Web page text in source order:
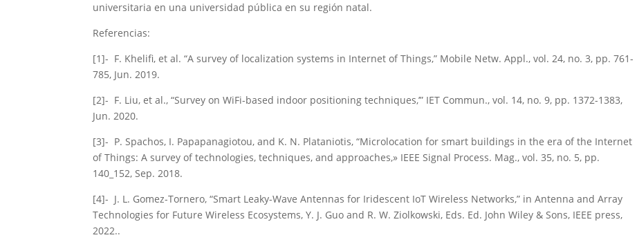
universitaria en una universidad pública en su región natal.
Referencias:
[1]- F. Khelifi, et al. “A survey of localization systems in Internet of Things,” Mobile Netw. Appl., vol. 24, no. 3, pp. 761-
785, Jun. 2019.
[2]- F. Liu, et al., “Survey on WiFi-based indoor positioning techniques,’” IET Commun., vol. 14, no. 9, pp. 1372-1383,
Jun. 2020.
[3]- P. Spachos, I. Papapanagiotou, and K. N. Plataniotis, “Microlocation for smart buildings in the era of the Internet
of Things: A survey of technologies, techniques, and approaches,» IEEE Signal Process. Mag., vol. 35, no. 5, pp.
140_152, Sep. 2018.
[4]- J. L. Gomez-Tornero, “Smart Leaky-Wave Antennas for Iridescent IoT Wireless Networks,” in Antenna and Array
Technologies for Future Wireless Ecosystems, Y. J. Guo and R. W. Ziolkowski, Eds. Ed. John Wiley & Sons, IEEE press,
2022..